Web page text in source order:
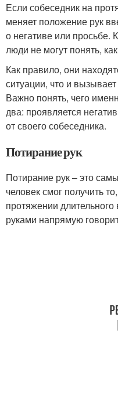
Если собеседник на
меняет положение рук
о негативе или просьбе.
люди не могут понять,
Как правило, они
ситуации, что и
Важно понять, чего
два: проявляется
от своего собеседника.
Потирание рук
Потирание рук – это
человек смог получить
протяжении
руками напрямую